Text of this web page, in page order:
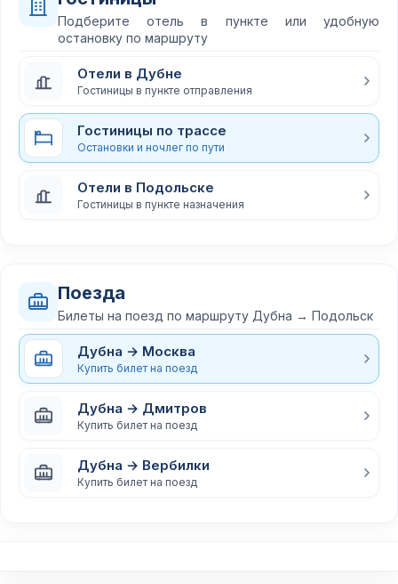
Подберите отель в пункте или удобную
остановку по маршруту
Отели в Дубне
Гостиницы в пункте отправления
Гостиницы по трассе
Остановки и ночлег по пути
Отели в Подольске
Гостиницы в пункте назначения
Поезда
Билеты на поезд по маршруту Дубна → Подольск
Дубна → Москва
Купить билет на поезд
Дубна → Дмитров
Купить билет на поезд
Дубна → Вербилки
Купить билет на поезд